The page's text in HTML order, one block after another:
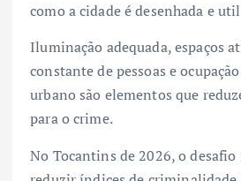
como a cidade é desenhada e
Iluminação adequada, espaços
constante de pessoas e
urbano são elementos que
para o crime.
No Tocantins de 2026, o desafio